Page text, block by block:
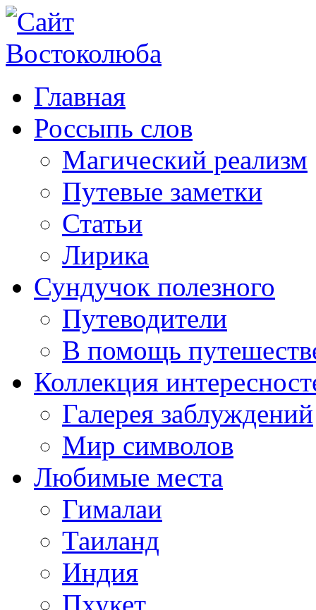
Главная
Россыпь слов
Магический реализм
Путевые заметки
Статьи
Лирика
Сундучок полезного
Путеводители
В помощь
Коллекция
Галерея заблуждений
Мир символов
Любимые места
Гималаи
Таиланд
Индия